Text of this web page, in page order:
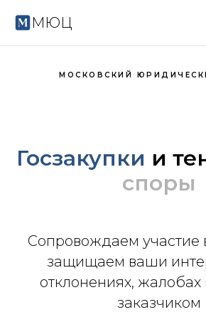
МЮЦ
МОСКОВСКИЙ
Госзакупки и
споры
Сопровождаем участие
защищаем ваши
отклонениях, жалобах
заказчиком